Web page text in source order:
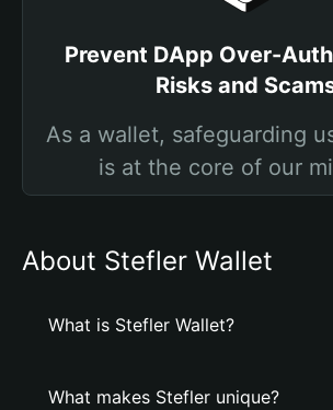
Prevent DApp Over-
Risks and
As a wallet, safeguarding
is at the core of our
About Stefler Wallet
What is Stefler Wallet?
What makes Stefler unique?